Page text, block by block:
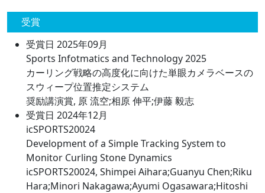
受賞
受賞日 2025年09月
Sports Infotmatics and Technology 2025
カーリング戦略の高度化に向けた単眼カメラベースの
スウィープ位置推定システム
奨励講演賞, 原 流空;相原 伸平;伊藤 毅志
受賞日 2024年12月
icSPORTS20024
Development of a Simple Tracking System to
Monitor Curling Stone Dynamics
icSPORTS20024, Shimpei Aihara;Guanyu Chen;Riku
Hara;Minori Nakagawa;Ayumi Ogasawara;Hitoshi